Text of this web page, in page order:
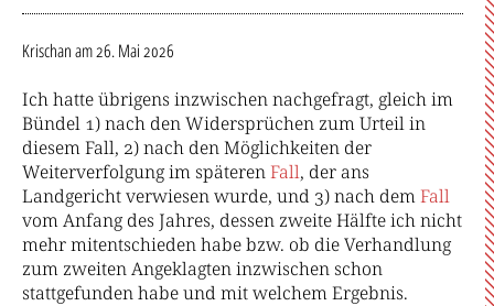
Krischanam 26. Mai 2026
Ich hatte übrigens inzwischen nachgefragt, gleich im
Bündel 1) nach den Widersprüchen zum Urteil in
diesem Fall, 2) nach den Möglichkeiten der
Weiterverfolgung im späterenFall, der ans
Landgericht verwiesen wurde, und 3) nach demFall
vom Anfang des Jahres, dessen zweite Hälfte ich nicht
mehr mitentschieden habe bzw. ob die Verhandlung
zum zweiten Angeklagten inzwischen schon
stattgefunden habe und mit welchem Ergebnis.